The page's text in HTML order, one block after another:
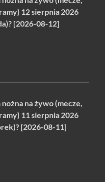
12 sierpnia 2026
[2026-08-12]
nożna na żywo (mecze,
11 sierpnia 2026
[2026-08-11]